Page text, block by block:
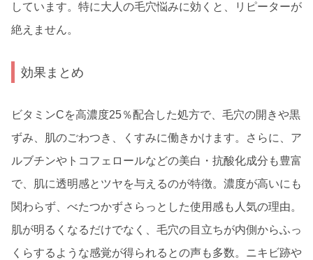
しています。特に大人の毛穴悩みに効くと、リピーターが
絶えません。
効果まとめ
ビタミンCを高濃度25％配合した処方で、毛穴の開きや黒
ずみ、肌のごわつき、くすみに働きかけます。さらに、ア
ルブチンやトコフェロールなどの美白・抗酸化成分も豊富
で、肌に透明感とツヤを与えるのが特徴。濃度が高いにも
関わらず、べたつかずさらっとした使用感も人気の理由。
肌が明るくなるだけでなく、毛穴の目立ちが内側からふっ
くらするような感覚が得られるとの声も多数。ニキビ跡や